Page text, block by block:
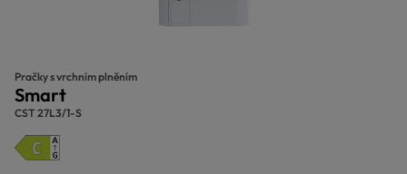
Pračky s vrchním plněním
Smart
CST 27L3/1-S